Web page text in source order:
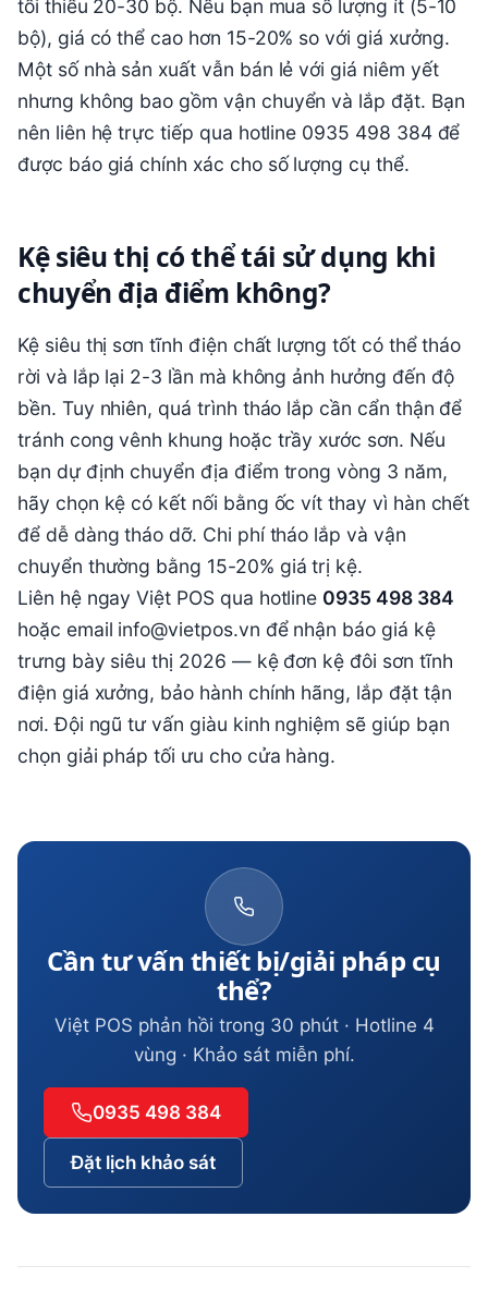
tối thiểu 20-30 bộ. Nếu bạn mua số lượng ít (5-10
bộ), giá có thể cao hơn 15-20% so với giá xưởng.
Một số nhà sản xuất vẫn bán lẻ với giá niêm yết
nhưng không bao gồm vận chuyển và lắp đặt. Bạn
nên liên hệ trực tiếp qua hotline 0935 498 384 để
được báo giá chính xác cho số lượng cụ thể.
Kệ siêu thị có thể tái sử dụng khi
chuyển địa điểm không?
Kệ siêu thị sơn tĩnh điện chất lượng tốt có thể tháo
rời và lắp lại 2-3 lần mà không ảnh hưởng đến độ
bền. Tuy nhiên, quá trình tháo lắp cần cẩn thận để
tránh cong vênh khung hoặc trầy xước sơn. Nếu
bạn dự định chuyển địa điểm trong vòng 3 năm,
hãy chọn kệ có kết nối bằng ốc vít thay vì hàn chết
để dễ dàng tháo dỡ. Chi phí tháo lắp và vận
chuyển thường bằng 15-20% giá trị kệ.
Liên hệ ngay Việt POS qua hotline 0935 498 384
hoặc email info@vietpos.vn để nhận báo giá kệ
trưng bày siêu thị 2026 — kệ đơn kệ đôi sơn tĩnh
điện giá xưởng, bảo hành chính hãng, lắp đặt tận
nơi. Đội ngũ tư vấn giàu kinh nghiệm sẽ giúp bạn
chọn giải pháp tối ưu cho cửa hàng.
Cần tư vấn thiết bị/giải pháp cụ
thể?
Việt POS phản hồi trong 30 phút · Hotline 4
vùng · Khảo sát miễn phí.
0935 498 384
Đặt lịch khảo sát